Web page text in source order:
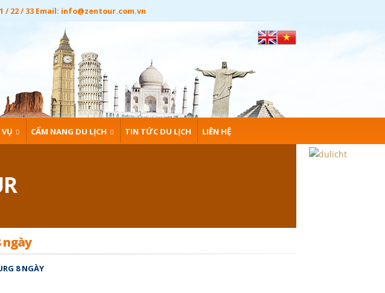
/ 22 / 33 Email: info@zentour.com.vn
CẨM NANG DU LỊCH TIN TỨC DU LỊCH LIÊN HỆ
ngày
8 NGÀY